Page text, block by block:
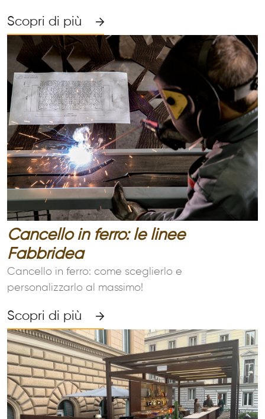
Scopri di più
Cancello in ferro: le linee
Fabbridea
Cancello in ferro: come sceglierlo e
personalizzarlo al massimo!
Scopri di più